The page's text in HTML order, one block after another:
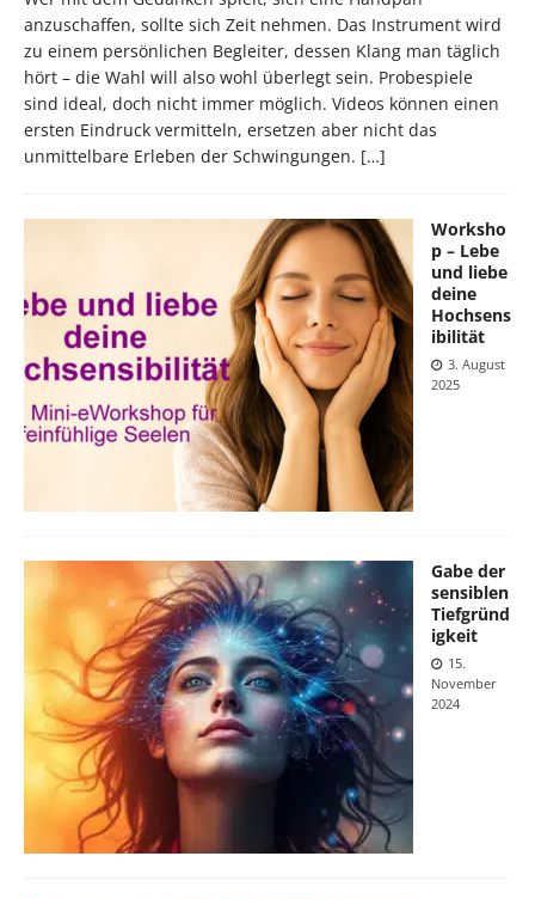
anzuschaffen, sollte sich Zeit nehmen. Das Instrument wird
zu einem persönlichen Begleiter, dessen Klang man täglich
hört – die Wahl will also wohl überlegt sein. Probespiele
sind ideal, doch nicht immer möglich. Videos können einen
ersten Eindruck vermitteln, ersetzen aber nicht das
unmittelbare Erleben der Schwingungen. […]
Worksho
p – Lebe
und liebe
deine
Hochsens
ibilität
3. August
2025
Gabe der
sensiblen
Tiefgründ
igkeit
15.
November
2024